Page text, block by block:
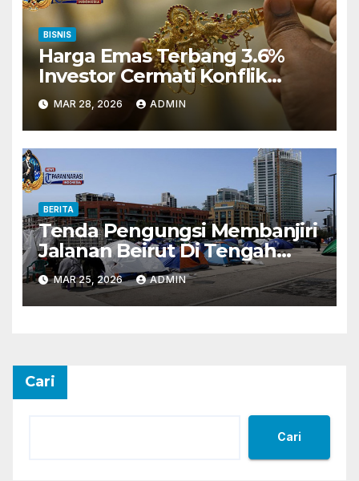
BISNIS
Harga Emas Terbang 3.6%
Investor Cermati Konflik
Timur Tengah
MAR 28, 2026 ADMIN
BERITA
Tenda Pengungsi Membanjiri
Jalanan Beirut Di Tengah
Konflik
MAR 25, 2026 ADMIN
Cari
Cari